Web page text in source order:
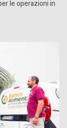
le operazioni in